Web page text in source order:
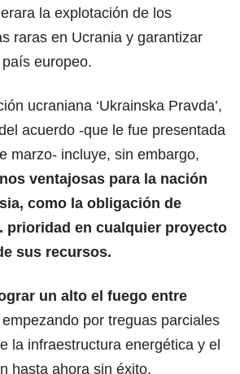
la explotación de los
raras en Ucrania y garantizar
europeo.
ucraniana ‘Ukrainska Pravda’,
acuerdo -que le fue presentada
marzo- incluye, sin embargo,
ventajosas para la nación
, como la obligación de
prioridad en cualquier proyecto
sus recursos.
un alto el fuego entre
empezando por treguas parciales
la infraestructura energética y el
hasta ahora sin éxito.